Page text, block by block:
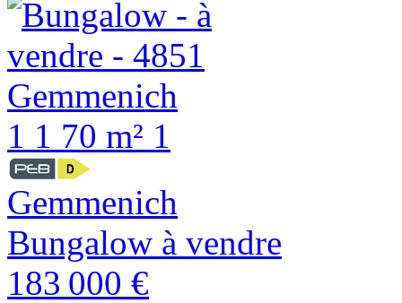
1 1 70 m² 1
Gemmenich
Bungalow à vendre
183 000 €